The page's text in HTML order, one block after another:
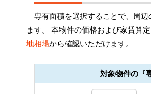
専有面積を選択することで、周
ます。 本物件の価格および家賃算
地相場から確認いただけます。
対象物件の『